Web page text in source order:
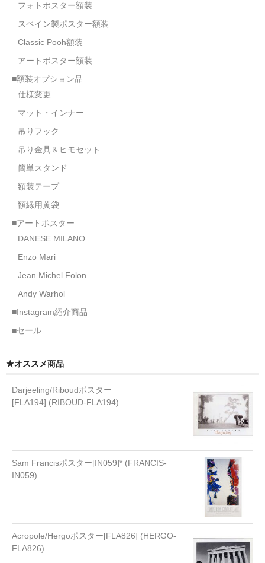
フォトポスター額装
スペイン製ポスター額装
Classic Pooh額装
アートポスター額装
■額装オプション品
仕様変更
マット・インナー
吊りフック
吊り金具＆ヒモセット
簡単スタンド
額装テープ
額縁用黄袋
■アートポスター
DANESE MILANO
Enzo Mari
Jean Michel Folon
Andy Warhol
■Instagram紹介商品
■セール
★オススメ商品
Darjeeling/Riboudポスター
[FLA194] (RIBOUD-FLA194)
Sam Francisポスター[IN059]* (FRANCIS-
IN059)
Acropole/Hergoポスター[FLA826] (HERGO-
FLA826)